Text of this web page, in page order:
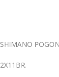
SHIMANO
2X11BR.